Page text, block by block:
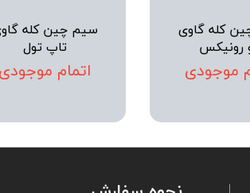
کله گاوی
رونیکس
موجودی
سیم چین کله
تاپ تول
اتمام موجودی